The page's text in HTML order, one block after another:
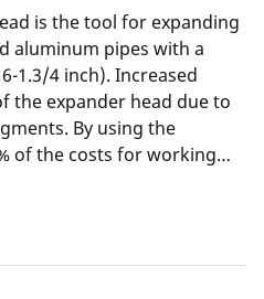
is the tool for expanding
aluminum pipes with a
1.3/4 inch). Increased
the expander head due to
By using the
of the costs for working
fitting connections. The